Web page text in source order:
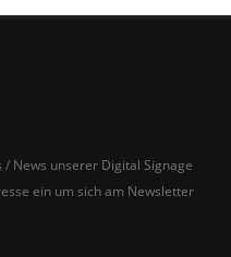
News unserer Digital Signage
ein um sich am Newsletter